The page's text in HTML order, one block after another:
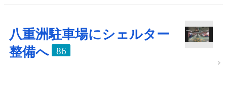
八重洲駐車場にシェルター
整備へ
86